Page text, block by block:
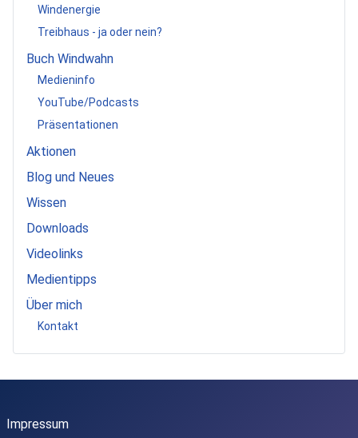
Windenergie
Treibhaus - ja oder nein?
Buch Windwahn
Medieninfo
YouTube/Podcasts
Präsentationen
Aktionen
Blog und Neues
Wissen
Downloads
Videolinks
Medientipps
Über mich
Kontakt
Impressum